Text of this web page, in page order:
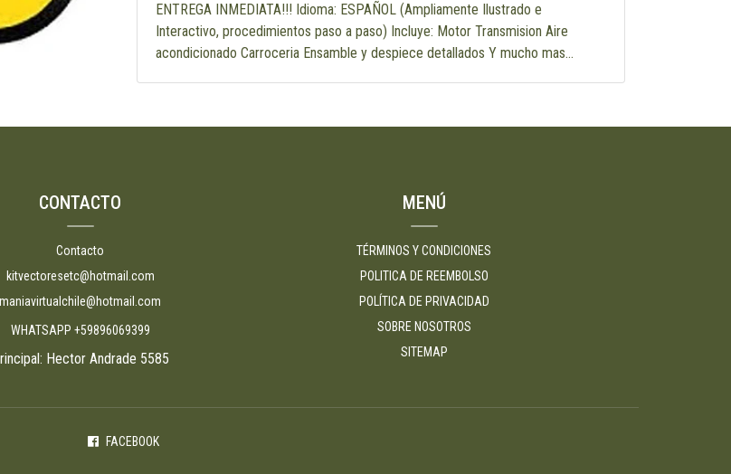
ENTREGA INMEDIATA!!! Idioma: ESPAÑOL (Ampliamente Ilustrado e
Interactivo, procedimientos paso a paso) Incluye: Motor Transmision Aire
acondicionado Carroceria Ensamble y despiece detallados Y mucho mas…
CONTACTO
Contacto
kitvectoresetc@hotmail.com
maniavirtualchile@hotmail.com
WHATSAPP +59896069399
Hector Andrade 5585
MENÚ
TÉRMINOS Y CONDICIONES
POLITICA DE REEMBOLSO
POLÍTICA DE PRIVACIDAD
SOBRE NOSOTROS
SITEMAP
FACEBOOK